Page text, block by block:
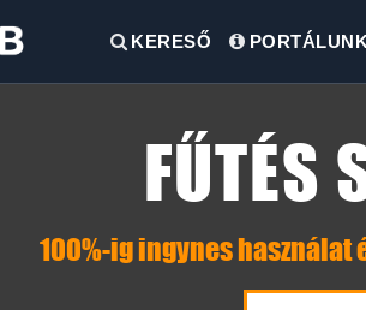
KERESŐ
FŰTÉS
100%-ig ingynes használat